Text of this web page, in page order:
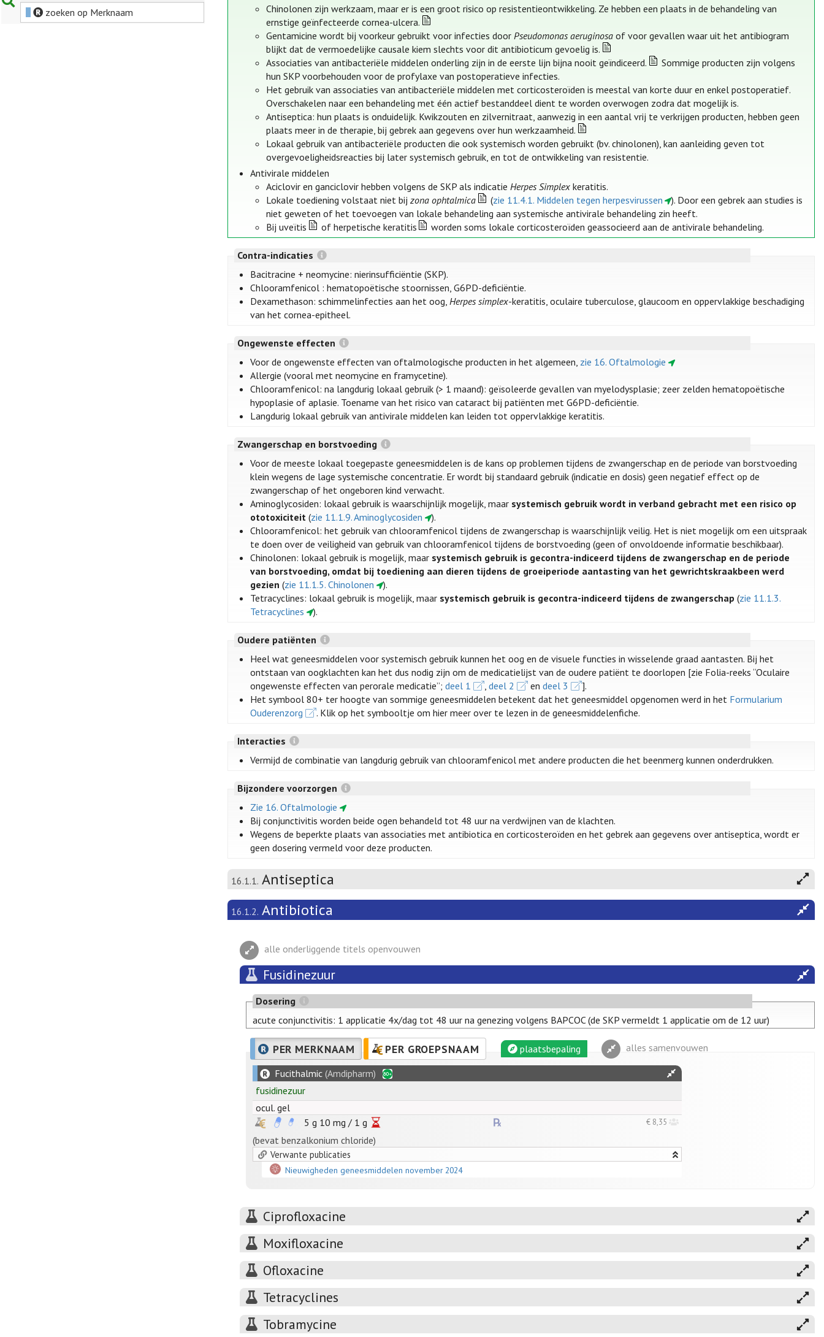
zoeken op Merknaam
Chinolonen zijn werkzaam, maar er is een groot risico op resistentieontwikkeling. Ze hebben een plaats in de behandeling van
ernstige geïnfecteerde cornea-ulcera.
Gentamicine wordt bij voorkeur gebruikt voor infecties doorPseudomonas aeruginosa of voor gevallen waar uit het antibiogram
blijkt dat de vermoedelijke causale kiem slechts voor dit antibioticum gevoelig is.
Associaties van antibacteriële middelen onderling zijn in de eerste lijn bijna nooit geïndiceerd.
Sommige producten zijn volgens
hun SKP voorbehouden voor de profylaxe van postoperatieve infecties.
Het gebruik van associaties van antibacteriële middelen met corticosteroïden is meestal van korte duur en enkel postoperatief.
Overschakelen naar een behandeling met één actief bestanddeel dient te worden overwogen zodra dat mogelijk is.
Antiseptica: hun plaats is onduidelijk. Kwikzouten en zilvernitraat, aanwezig in een aantal vrij te verkrijgen producten, hebben geen
plaats meer in de therapie, bij gebrek aan gegevens over hun werkzaamheid.
Lokaal gebruik van antibacteriële producten die ook systemisch worden gebruikt (bv. chinolonen), kan aanleiding geven tot
overgevoeligheidsreacties bij later systemisch gebruik, en tot de ontwikkeling van resistentie.
Antivirale middelen
Aciclovir en ganciclovir hebben volgens de SKP als indicatieHerpes Simplex keratitis.
Lokale toediening volstaat niet bijzona ophtalmica (zie 11.4.1. Middelen tegen herpesvirussen
). Door een gebrek aan studies is
niet geweten of het toevoegen van lokale behandeling aan systemische antivirale behandeling zin heeft.
Bij uveïtis
of herpetische keratitis worden soms lokale corticosteroïden geassocieerd aan de antivirale behandeling.
Contra-indicaties
Bacitracine + neomycine: nierinsufficiëntie (SKP).
Chlooramfenicol : hematopoëtische stoornissen, G6PD-deficiëntie.
Dexamethason: schimmelinfecties aan het oog,Herpes simplex-keratitis, oculaire tuberculose, glaucoom en oppervlakkige beschadiging
van het cornea-epitheel.
Ongewenste effecten
Voor de ongewenste effecten van oftalmologische producten in het algemeen, zie 16. Oftalmologie
Allergie (vooral met neomycine en framycetine).
Chlooramfenicol: na langdurig lokaal gebruik (> 1 maand): geïsoleerde gevallen van myelodysplasie; zeer zelden hematopoëtische
hypoplasie of aplasie. Toename van het risico van cataract bij patiënten met G6PD-deficiëntie.
Langdurig lokaal gebruik van antivirale middelen kan leiden tot oppervlakkige keratitis.
Zwangerschap en borstvoeding
Voor de meeste lokaal toegepaste geneesmiddelen is de kans op problemen tijdens de zwangerschap en de periode van borstvoeding
klein wegens de lage systemische concentratie. Er wordt bij standaard gebruik (indicatie en dosis) geen negatief effect op de
zwangerschap of het ongeboren kind verwacht.
Aminoglycosiden: lokaal gebruik is waarschijnlijk mogelijk, maar systemisch gebruik wordt in verband gebracht met een risico op
ototoxiciteit (zie 11.1.9. Aminoglycosiden
).
Chlooramfenicol: het gebruik van chlooramfenicol tijdens de zwangerschap is waarschijnlijk veilig. Het is niet mogelijk om een uitspraak
te doen over de veiligheid van gebruik van chlooramfenicol tijdens de borstvoeding (geen of onvoldoende informatie beschikbaar).
Chinolonen: lokaal gebruik is mogelijk, maar systemisch gebruik is gecontra-indiceerd tijdens de zwangerschap en de periode
van borstvoeding, omdat bij toediening aan dieren tijdens de groeiperiode aantasting van het gewrichtskraakbeen werd
gezien (zie 11.1.5. Chinolonen
).
Tetracyclines: lokaal gebruik is mogelijk, maar systemisch gebruik is gecontra-indiceerd tijdens de zwangerschap (zie 11.1.3.
Tetracyclines
).
Oudere patiënten
Heel wat geneesmiddelen voor systemisch gebruik kunnen het oog en de visuele functies in wisselende graad aantasten. Bij het
ontstaan van oogklachten kan het dus nodig zijn om de medicatielijst van de oudere patiënt te doorlopen [zie Folia-reeks “Oculaire
ongewenste effecten van perorale medicatie”;deel 1 ,deel 2 endeel 3
].
Het symbool 80+ ter hoogte van sommige geneesmiddelen betekent dat het geneesmiddel opgenomen werd in het Formularium
Ouderenzorg
. Klik op het symbooltje om hier meer over te lezen in de geneesmiddelenfiche.
Interacties
Vermijd de combinatie van langdurig gebruik van chlooramfenicol met andere producten die het beenmerg kunnen onderdrukken.
Bijzondere voorzorgen
Zie 16. Oftalmologie
Bij conjunctivitis worden beide ogen behandeld tot 48 uur na verdwijnen van de klachten.
Wegens de beperkte plaats van associaties met antibiotica en corticosteroïden en het gebrek aan gegevens over antiseptica, wordt er
geen dosering vermeld voor deze producten.
16.1.1. Antiseptica
16.1.2. Antibiotica
alle onderliggende titels openvouwen
Fusidinezuur
Dosering
acute conjunctivitis: 1 applicatie 4x/dag tot 48 uur na genezing volgens BAPCOC (de SKP vermeldt 1 applicatie om de 12 uur)
PER MERKNAAM PER GROEPSNAAM plaatsbepaling alles samenvouwen
Fucithalmic (Amdipharm)
fusidinezuur
ocul. gel
5 g 10 mg / 1 g € 8,35
(bevat benzalkonium chloride)
Verwante publicaties
Nieuwigheden geneesmiddelen november 2024
Ciprofloxacine
Moxifloxacine
Ofloxacine
Tetracyclines
Tobramycine